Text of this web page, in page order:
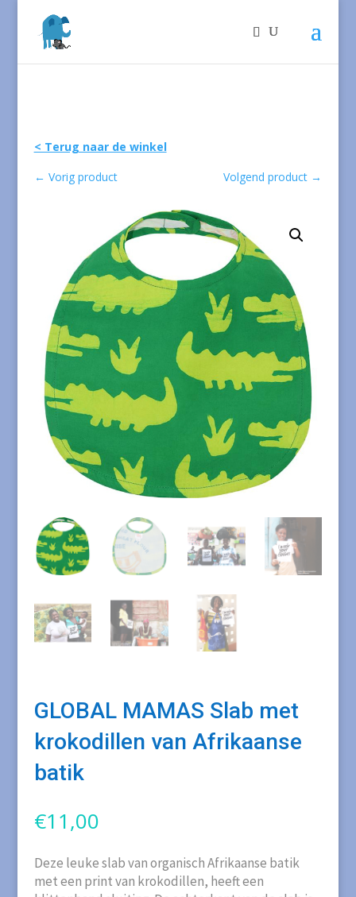
< Terug naar de winkel
← Vorig product Volgend product →
GLOBAL MAMAS Slab met
krokodillen van Afrikaanse
batik
€11,00
Deze leuke slab van organisch Afrikaanse batik
met een print van krokodillen, heeft een